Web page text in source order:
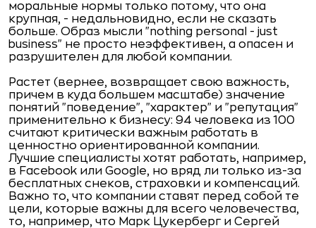
моральные нормы только потому, что она
крупная, - недальновидно, если не сказать
больше. Образ мысли "nothing personal - just
business" не просто неэффективен, а опасен и
разрушителен для любой компании.
Растет (вернее, возвращает свою важность,
причем в куда большем масштабе) значение
понятий "поведение", "характер" и "репутация"
применительно к бизнесу: 94 человека из 100
считают критически важным работать в
ценностно ориентированной компании.
Лучшие специалисты хотят работать, например,
в Facebook или Google, но вряд ли только из-за
бесплатных снеков, страховки и компенсаций.
Важно то, что компании ставят перед собой те
цели, которые важны для всего человечества,
то, например, что Марк Цукерберг и Сергей